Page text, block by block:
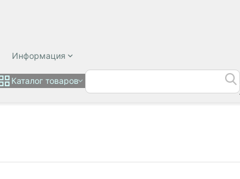
Информация
Каталог товаров